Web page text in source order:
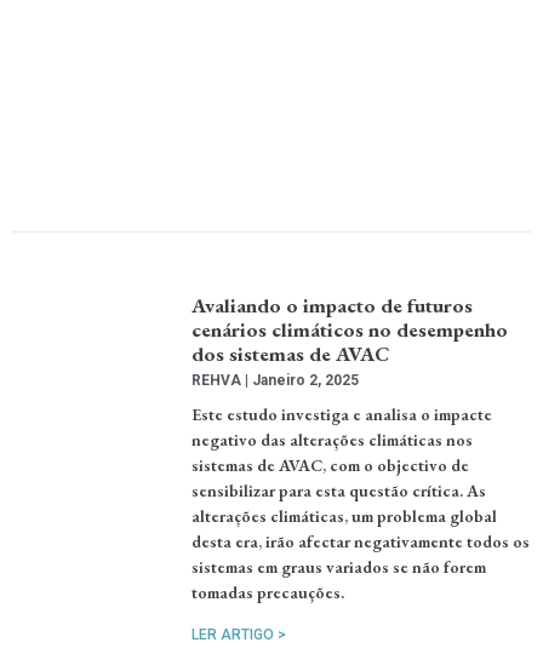
Avaliando o impacto de futuros
cenários climáticos no desempenho
dos sistemas de AVAC
REHVA Janeiro 2, 2025
Este estudo investiga e analisa o impacte
negativo das alterações climáticas nos
sistemas de AVAC, com o objectivo de
sensibilizar para esta questão crítica. As
alterações climáticas, um problema global
desta era, irão afectar negativamente todos os
sistemas em graus variados se não forem
tomadas precauções.
LER ARTIGO >